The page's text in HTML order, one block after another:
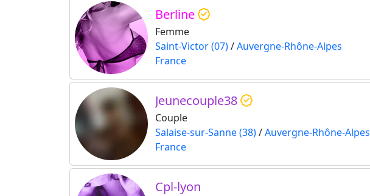
Berline
Femme
Saint-Victor (07)/Auvergne-Rhône-Alpes
France
Jeunecouple38
Couple
Salaise-sur-Sanne (38)/Auvergne-Rhône-Alpes
France
Cpl-lyon